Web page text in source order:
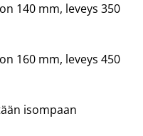
140 mm, leveys 350
160 mm, leveys 450
isompaan